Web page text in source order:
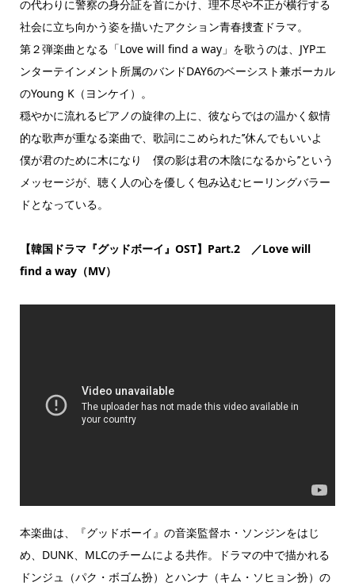
の代わりに警察の身分証を首にかけ、理不尽や不正が横行する
社会に立ち向かう姿を描いたアクション青春捜査ドラマ。
第２弾楽曲となる「Love will find a way」を歌うのは、JYPエ
ンターテインメント所属のバンドDAY6のベーシスト兼ボーカル
のYoung K（ヨンケイ）。
穏やかに流れるピアノの旋律の上に、彼ならではの温かく叙情
的な歌声が重なる楽曲で、歌詞にこめられた’’休んでもいいよ
僕が君のために木になり 僕の影は君の木陰になるから’’という
メッセージが、聴く人の心を優しく包み込むヒーリングバラー
ドとなっている。
【韓国ドラマ『グッドボーイ』OST】Part.2 ／Love will
find a way（MV）
本楽曲は、『グッドボーイ』の音楽監督ホ・ソンジンをはじ
め、DUNK、MLCのチームによる共作。ドラマの中で描かれる
ドンジュ（パク・ボゴム扮）とハンナ（キム・ソヒョン扮）の